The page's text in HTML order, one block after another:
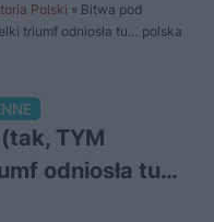
Polski » Bitwa pod
triumf odniosła tu… polska
TYM
odniosła tu…